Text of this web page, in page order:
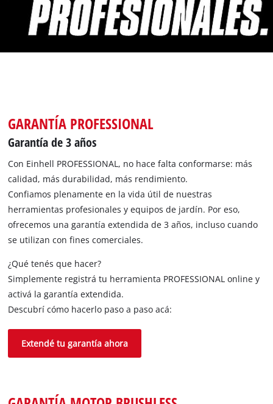
GARANTÍA PROFESSIONAL
Garantía de 3 años
Con Einhell PROFESSIONAL, no hace falta conformarse: más
calidad, más durabilidad, más rendimiento.
Confiamos plenamente en la vida útil de nuestras
herramientas profesionales y equipos de jardín. Por eso,
ofrecemos una garantía extendida de 3 años, incluso cuando
se utilizan con fines comerciales.
¿Qué tenés que hacer?
Simplemente registrá tu herramienta PROFESSIONAL online y
activá la garantía extendida.
Descubrí cómo hacerlo paso a paso acá:
Extendé tu garantía ahora